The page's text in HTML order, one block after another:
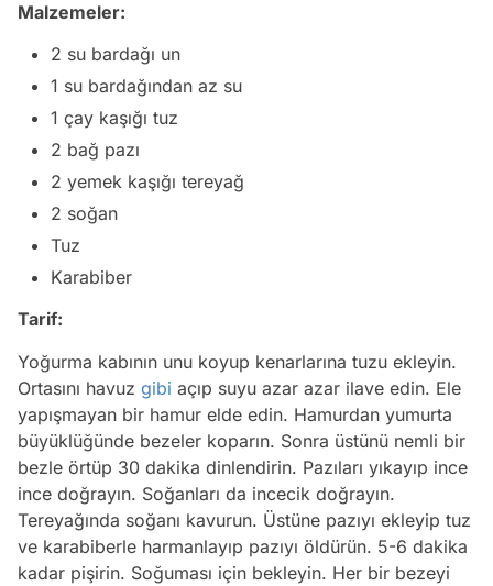
Malzemeler:
2 su bardağı un
1 su bardağından az su
1 çay kaşığı tuz
2 bağ pazı
2 yemek kaşığı tereyağ
2 soğan
Tuz
Karabiber
Tarif:
Yoğurma kabının unu koyup kenarlarına tuzu ekleyin.
Ortasını havuz gibi açıp suyu azar azar ilave edin. Ele
yapışmayan bir hamur elde edin. Hamurdan yumurta
büyüklüğünde bezeler koparın. Sonra üstünü nemli bir
bezle örtüp 30 dakika dinlendirin. Pazıları yıkayıp ince
ince doğrayın. Soğanları da incecik doğrayın.
Tereyağında soğanı kavurun. Üstüne pazıyı ekleyip tuz
ve karabiberle harmanlayıp pazıyı öldürün. 5-6 dakika
kadar pişirin. Soğuması için bekleyin. Her bir bezeyi